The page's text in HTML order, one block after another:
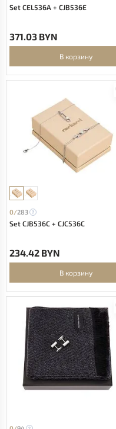
Set CEL536A + CJB536E
371.03 BYN
В корзину
0/283
Set CJB536C + CJC536C
234.42 BYN
В корзину